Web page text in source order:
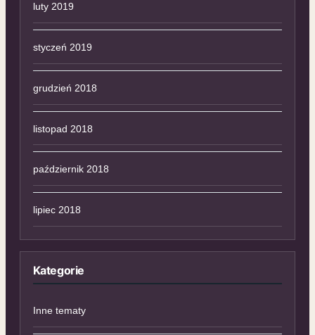
luty 2019
styczeń 2019
grudzień 2018
listopad 2018
październik 2018
lipiec 2018
Kategorie
Inne tematy